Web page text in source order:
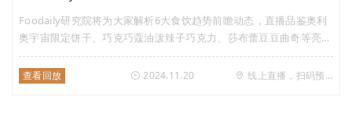
Foodaily研究院将为大家解析6大食饮趋势前瞻动态，直播品鉴奥利
奥宇宙限定饼干、巧克巧蔻油泼辣子巧克力、莎布蕾豆豆曲奇等亮点
新品，并联动iSEE全球奖理事会秘书长兼主理人Flora，对iSEE全球
奖十余款产品进行品尝。
查看回放 2024.11.20 线上直播，扫码预约